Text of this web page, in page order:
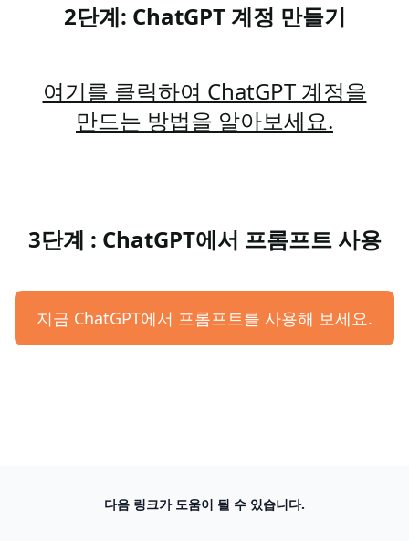
2단계: ChatGPT 계정 만들기
여기를 클릭하여 ChatGPT 계정을
만드는 방법을 알아보세요.
3단계 : ChatGPT에서 프롬프트 사용
지금 ChatGPT에서 프롬프트를 사용해 보세요.
다음 링크가 도움이 될 수 있습니다.